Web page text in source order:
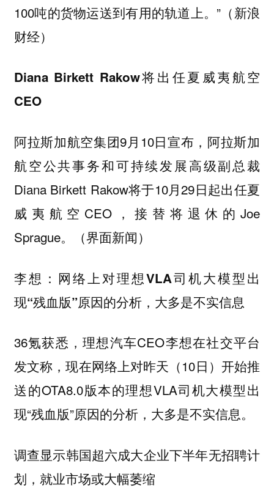
100吨的货物运送到有用的轨道上。”（新浪
财经）
Diana Birkett Rakow将出任夏威夷航空
CEO
阿拉斯加航空集团9月10日宣布，阿拉斯加
航空公共事务和可持续发展高级副总裁
Diana Birkett Rakow将于10月29日起出任夏
威夷航空CEO，接替将退休的Joe
Sprague。（界面新闻）
李想：网络上对理想VLA司机大模型出
现“残血版”原因的分析，大多是不实信息
36氪获悉，理想汽车CEO李想在社交平台
发文称，现在网络上对昨天（10日）开始推
送的OTA8.0版本的理想VLA司机大模型出
现“残血版”原因的分析，大多是不实信息。
调查显示韩国超六成大企业下半年无招聘计
划，就业市场或大幅萎缩